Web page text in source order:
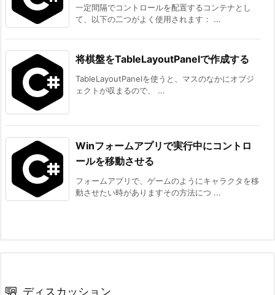
一定間隔でコントロールを配置するコンテナとし
て、以下の二つがよく使用されます： ...
将棋盤をTableLayoutPanelで作成する
TableLayoutPanelを使うと、マスのなかにオブジ
ェクトが収まるので、 ...
Winフォームアプリで実行中にコントロ
ールを移動させる
フォームアプリで、ゲームのようにキャラクタを移
動させたい時がありますその方法につ ...
ディスカッション